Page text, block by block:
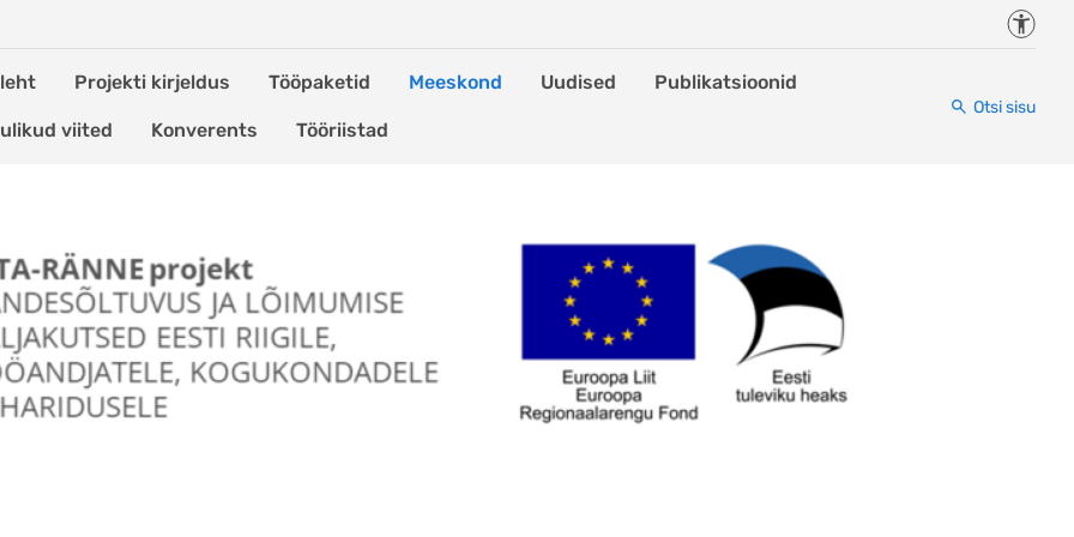
Projekti kirjeldus Tööpaketid Meeskond Uudised Publikatsioonid
viited Konverents Tööriistad
Otsi sisu